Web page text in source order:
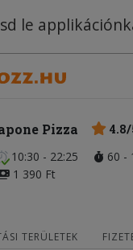
le
Pizza
10:30 - 22:25
60 -
1 390 Ft
TERÜLETEK